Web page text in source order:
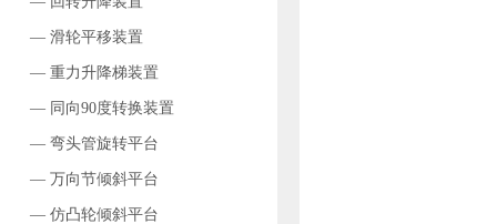
— 滑轮平移装置
— 重力升降梯装置
— 同向90度转换装置
— 弯头管旋转平台
— 万向节倾斜平台
— 仿凸轮倾斜平台